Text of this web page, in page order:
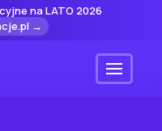
na LATO 2026
→
Menu